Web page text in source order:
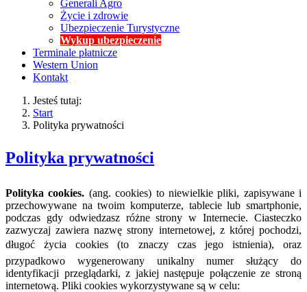
Generali Agro
Życie i zdrowie
Ubezpieczenie Turystyczne
Wykup ubezpieczenie
Terminale płatnicze
Western Union
Kontakt
Jesteś tutaj:
Start
Polityka prywatności
Polityka prywatności
Polityka cookies. (ang. cookies) to niewielkie pliki, zapisywane i
przechowywane na twoim komputerze, tablecie lub smartphonie,
podczas gdy odwiedzasz różne strony w Internecie. Ciasteczko
zazwyczaj zawiera nazwę strony internetowej, z której pochodzi,
długoć życia cookies (to znaczy czas jego istnienia), oraz
przypadkowo wygenerowany unikalny numer służący do
identyfikacji przeglądarki, z jakiej następuje połączenie ze stroną
internetową. Pliki cookies wykorzystywane są w celu: